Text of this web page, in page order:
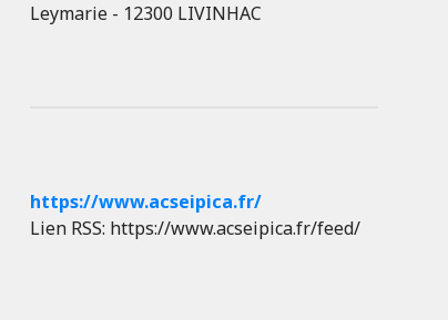
Leymarie - 12300 LIVINHAC
https://www.acseipica.fr/
Lien RSS: https://www.acseipica.fr/feed/